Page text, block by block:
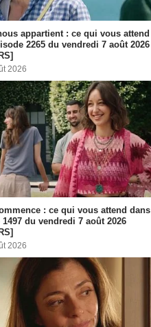
appartient : ce qui vous attend
2265 du vendredi 7 août 2026
2026
: ce qui vous attend dans
du vendredi 7 août 2026
2026